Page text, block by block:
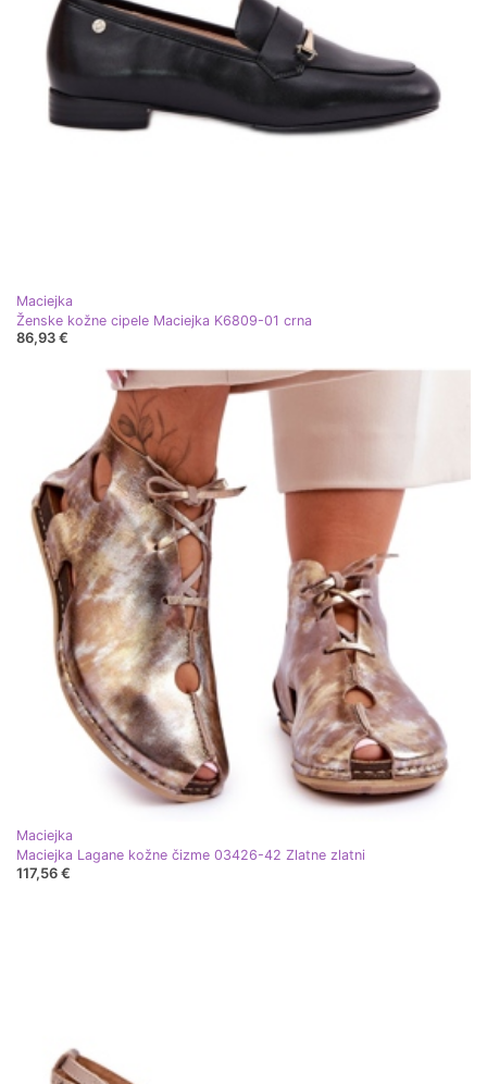
Maciejka
Ženske kožne cipele Maciejka K6809-01 crna
86,93 €
Maciejka
Maciejka Lagane kožne čizme 03426-42 Zlatne zlatni
117,56 €